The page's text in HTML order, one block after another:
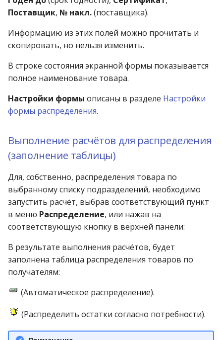
Продажа юр.лицам
Размещение товара
фасовки
Распределение своб.
(приход)
(расход)
Расход по
инвентаризации
Резервирование
Рекламация
Сводный техдокумент
Поставщик, № накл.(поставщика).
Информацию из этих полей можно прочитать и
скопировать, но нельзя изменить.
В строке состояния экранной формы показывается
полное наименование товара.
Настройки формы описаны в разделе Настройки
формы распределения.
Выполнение расчётов для распределения
(заполнение таблицы)
Для, собственно, распределения товара по
выбранному списку подразделений, необходимо
запустить расчёт, выбрав соответствующий пункт
в меню Распределение, или нажав на
соответствующую кнопку в верхней панели:
В результате выполнения расчётов, будет
заполнена таблица распределения товаров по
получателям:
(Автоматическое распределение).
(Распределить остатки согласно потребности).